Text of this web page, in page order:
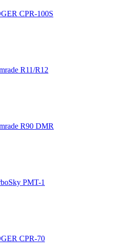
CPR-100S
R11/R12
R90 DMR
PMT-1
CPR-70